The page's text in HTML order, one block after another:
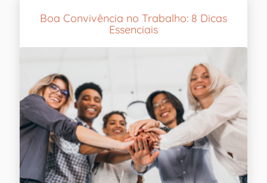
Boa Convivência no Trabalho: 8 Dicas
Essenciais